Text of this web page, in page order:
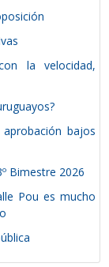
la velocidad,
bajos
Bimestre 2026
Pou es mucho